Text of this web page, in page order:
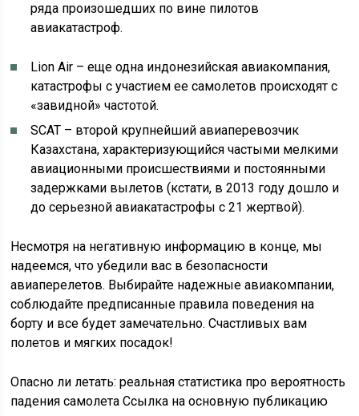
ряда произошедших по вине пилотов
авиакатастроф.
Lion Air – еще одна индонезийская авиакомпания,
катастрофы с участием ее самолетов происходят с
«завидной» частотой.
SCAT – второй крупнейший авиаперевозчик
Казахстана, характеризующийся частыми мелкими
авиационными происшествиями и постоянными
задержками вылетов (кстати, в 2013 году дошло и
до серьезной авиакатастрофы с 21 жертвой).
Несмотря на негативную информацию в конце, мы
надеемся, что убедили вас в безопасности
авиаперелетов. Выбирайте надежные авиакомпании,
соблюдайте предписанные правила поведения на
борту и все будет замечательно. Счастливых вам
полетов и мягких посадок!
Опасно ли летать: реальная статистика про вероятность
падения самолета Ссылка на основную публикацию